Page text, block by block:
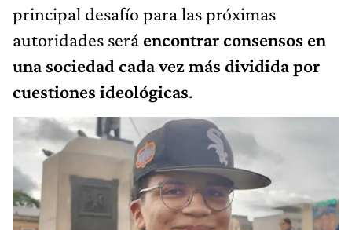
principal desafío para las próximas
autoridades será encontrar consensos en
una sociedad cada vez más dividida por
cuestiones ideológicas.